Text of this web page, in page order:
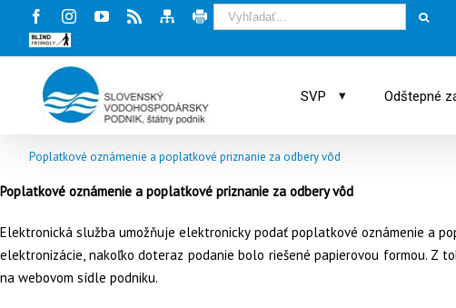
FacebookInstagram
YoutubeRssMapa Tlač
stránky
Blind
friendly
SVP ▾ Odštepné
Poplatkové oznámenie a poplatkové priznanie za odbery vôd
Poplatkové oznámenie a poplatkové priznanie za odbery vôd
Elektronická služba umožňuje elektronicky podať poplatkové oznámenie a
elektronizácie, nakoľko doteraz podanie bolo riešené papierovou formou. Z
na webovom sídle podniku.